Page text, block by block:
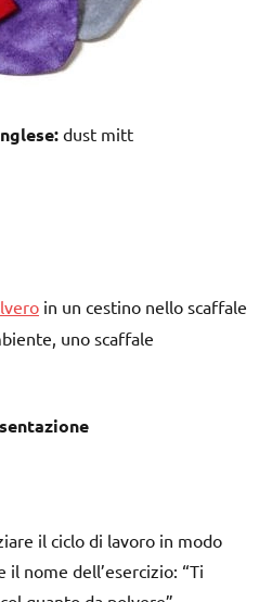
dust mitt
in un cestino nello scaffale
uno scaffale
il ciclo di lavoro in modo
nome dell’esercizio: “Ti